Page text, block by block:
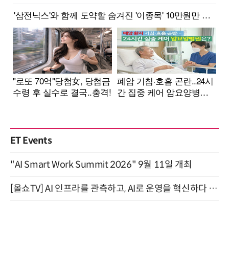
ET Events
"AI Smart Work Summit 2026" 9월 11일 개최
[올쇼TV] AI 인프라를 관측하고, AI로 운영을 혁신하다 (8월 11일 생방송)